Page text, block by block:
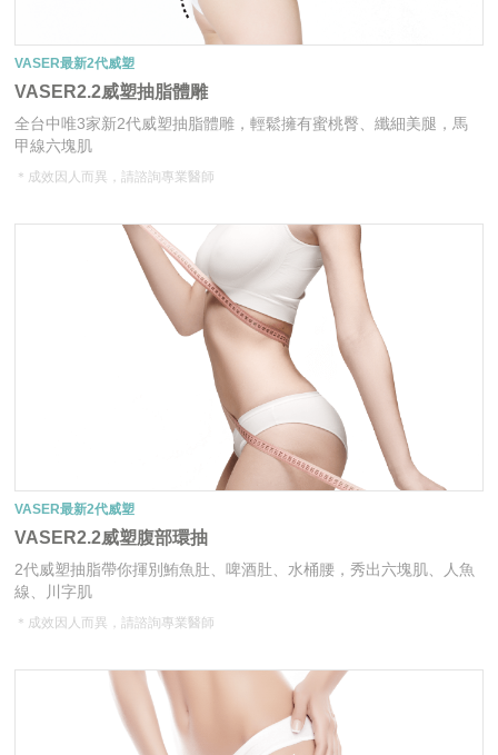
VASER最新2代威塑
VASER2.2威塑抽脂體雕
全台中唯3家新2代威塑抽脂體雕，輕鬆擁有蜜桃臀、纖細美腿，馬
甲線六塊肌
＊成效因人而異，請諮詢專業醫師
VASER最新2代威塑
VASER2.2威塑腹部環抽
2代威塑抽脂帶你揮別鮪魚肚、啤酒肚、水桶腰，秀出六塊肌、人魚
線、川字肌
＊成效因人而異，請諮詢專業醫師